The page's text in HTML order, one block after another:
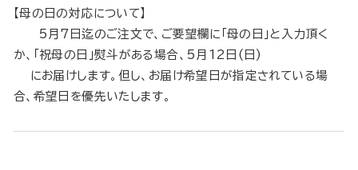
【母の日の対応について】
5月7日迄のご注文で、ご要望欄に「母の日」と入力頂く
か、「祝母の日」熨斗がある場合、5月12日(日)
にお届けします。但し、お届け希望日が指定されている場
合、希望日を優先いたします。